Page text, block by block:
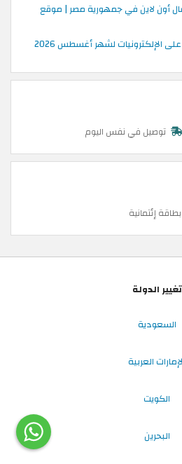
أون لاين في جمهورية مصر | موقع
الإلكترونيات لشهر أغسطس 2026
توصيل في نفس اليوم
بطاقة إئتمانية
تغيير الدولة
السعودية
العربية
الكويت
البحرين